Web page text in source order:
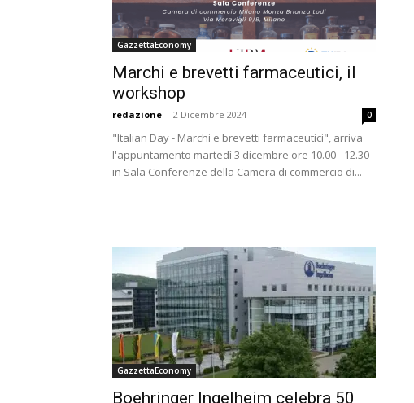
GazzettaEconomy
Marchi e brevetti farmaceutici, il
workshop
redazione - 2 Dicembre 2024 0
"Italian Day - Marchi e brevetti farmaceutici", arriva
l'appuntamento martedì 3 dicembre ore 10.00 - 12.30
in Sala Conferenze della Camera di commercio di...
GazzettaEconomy
Boehringer Ingelheim celebra 50